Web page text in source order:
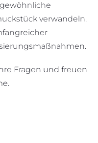
verwandeln.
Fragen und freuen